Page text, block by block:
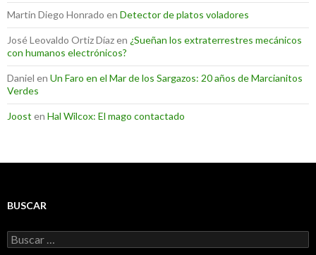
Martin Diego Honrado en Detector de platos voladores
José Leovaldo Ortiz Díazen ¿Sueñan los extraterrestres mecánicos
con humanos electrónicos?
Daniel en Un Faro en el Mar de los Sargazos: 20 años de Marcianitos
Verdes
Joost en Hal Wilcox: El mago contactado
BUSCAR
Buscar: